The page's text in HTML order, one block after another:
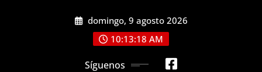
domingo, 9 agosto 2026
10:13:20 AM
Síguenos